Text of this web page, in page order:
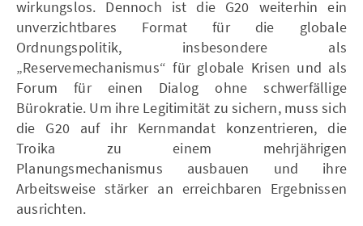
wirkungslos. Dennoch ist die G20 weiterhin ein
unverzichtbares Format für die globale
Ordnungspolitik, insbesondere als
„Reservemechanismus“ für globale Krisen und als
Forum für einen Dialog ohne schwerfällige
Bürokratie. Um ihre Legitimität zu sichern, muss sich
die G20 auf ihr Kernmandat konzentrieren, die
Troika zu einem mehrjährigen
Planungsmechanismus ausbauen und ihre
Arbeitsweise stärker an erreichbaren Ergebnissen
ausrichten.